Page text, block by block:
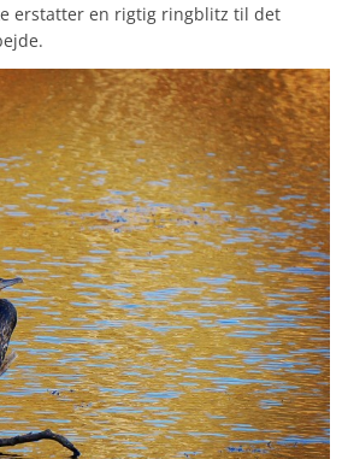
erstatter en rigtig ringblitz til det